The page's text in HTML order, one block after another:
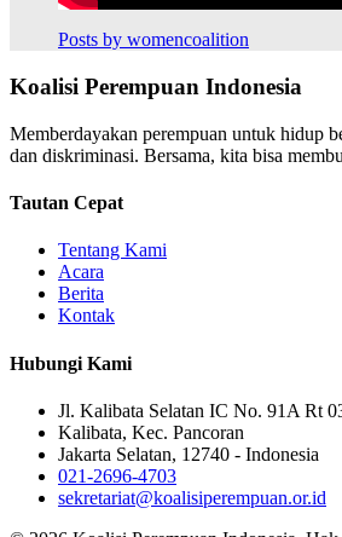
Posts by womencoalition
Koalisi Perempuan Indonesia
Memberdayakan perempuan untuk hidup
dan diskriminasi. Bersama, kita bisa
Tautan Cepat
Tentang Kami
Acara
Berita
Kontak
Hubungi Kami
Jl. Kalibata Selatan IC No. 91A Rt
Kalibata, Kec. Pancoran
Jakarta Selatan, 12740 - Indonesia
021-2696-4703
sekretariat@koalisiperempuan.or.id